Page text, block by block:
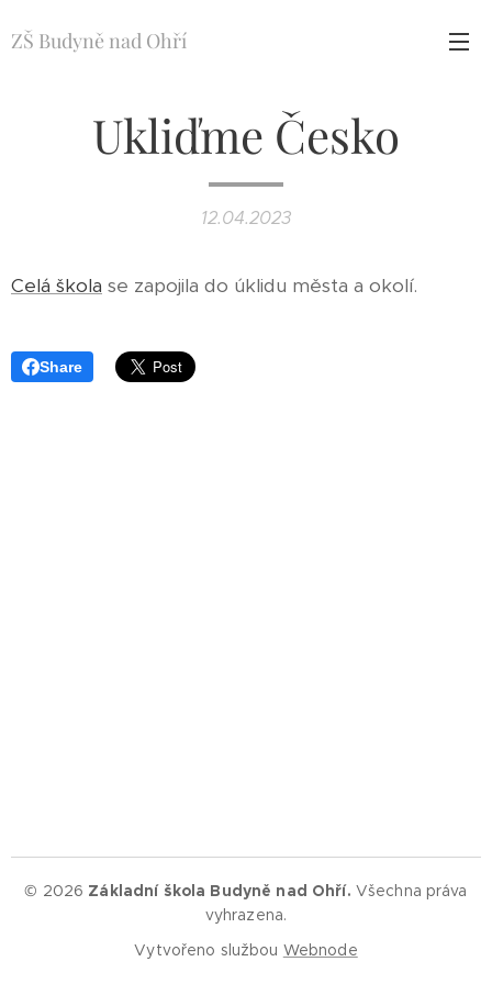
ZŠ Budyně nad Ohří
Ukliďme Česko
12.04.2023
Celá škola se zapojila do úklidu města a okolí.
Share
© 2026 Základní škola Budyně nad Ohří. Všechna práva
vyhrazena.
Vytvořeno službou Webnode